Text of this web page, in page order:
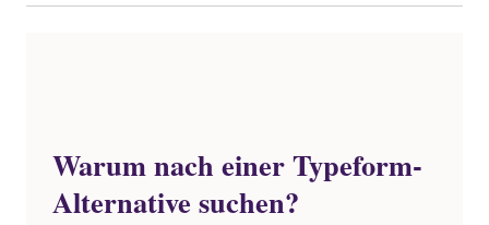
Warum nach einer Typeform-
Alternative suchen?